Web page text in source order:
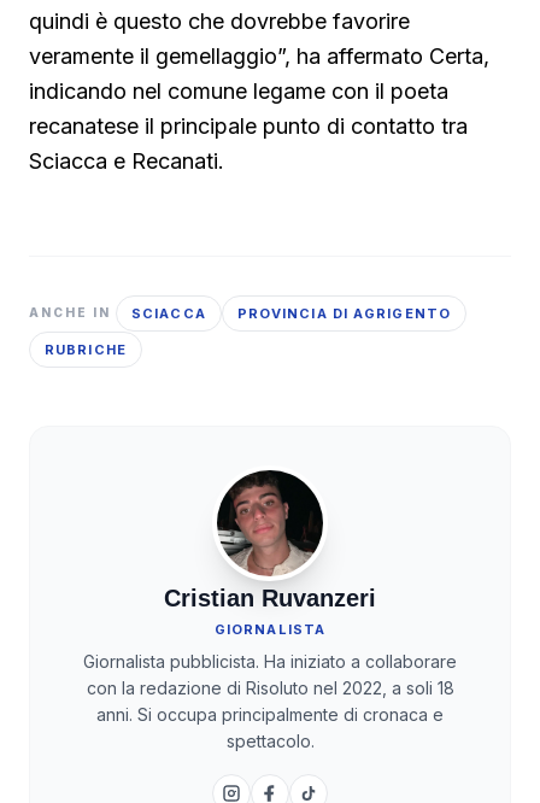
quindi è questo che dovrebbe favorire
veramente il gemellaggio”, ha affermato Certa,
indicando nel comune legame con il poeta
recanatese il principale punto di contatto tra
Sciacca e Recanati.
ANCHE IN SCIACCA PROVINCIA DI AGRIGENTO
RUBRICHE
Cristian Ruvanzeri
GIORNALISTA
Giornalista pubblicista. Ha iniziato a collaborare
con la redazione di Risoluto nel 2022, a soli 18
anni. Si occupa principalmente di cronaca e
spettacolo.